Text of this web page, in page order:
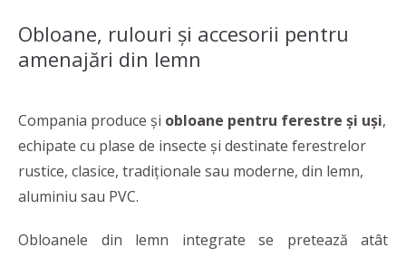
Obloane, rulouri și accesorii pentru
amenajări din lemn
Compania produce și obloane pentru ferestre și uși,
echipate cu plase de insecte și destinate ferestrelor
rustice, clasice, tradiționale sau moderne, din lemn,
aluminiu sau PVC.
Obloanele din lemn integrate se pretează atât